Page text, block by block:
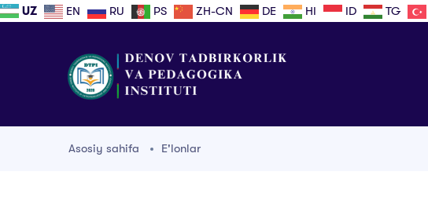
UZ EN RU PS ZH-CN DE HI ID TG
Asosiy sahifa E'lonlar